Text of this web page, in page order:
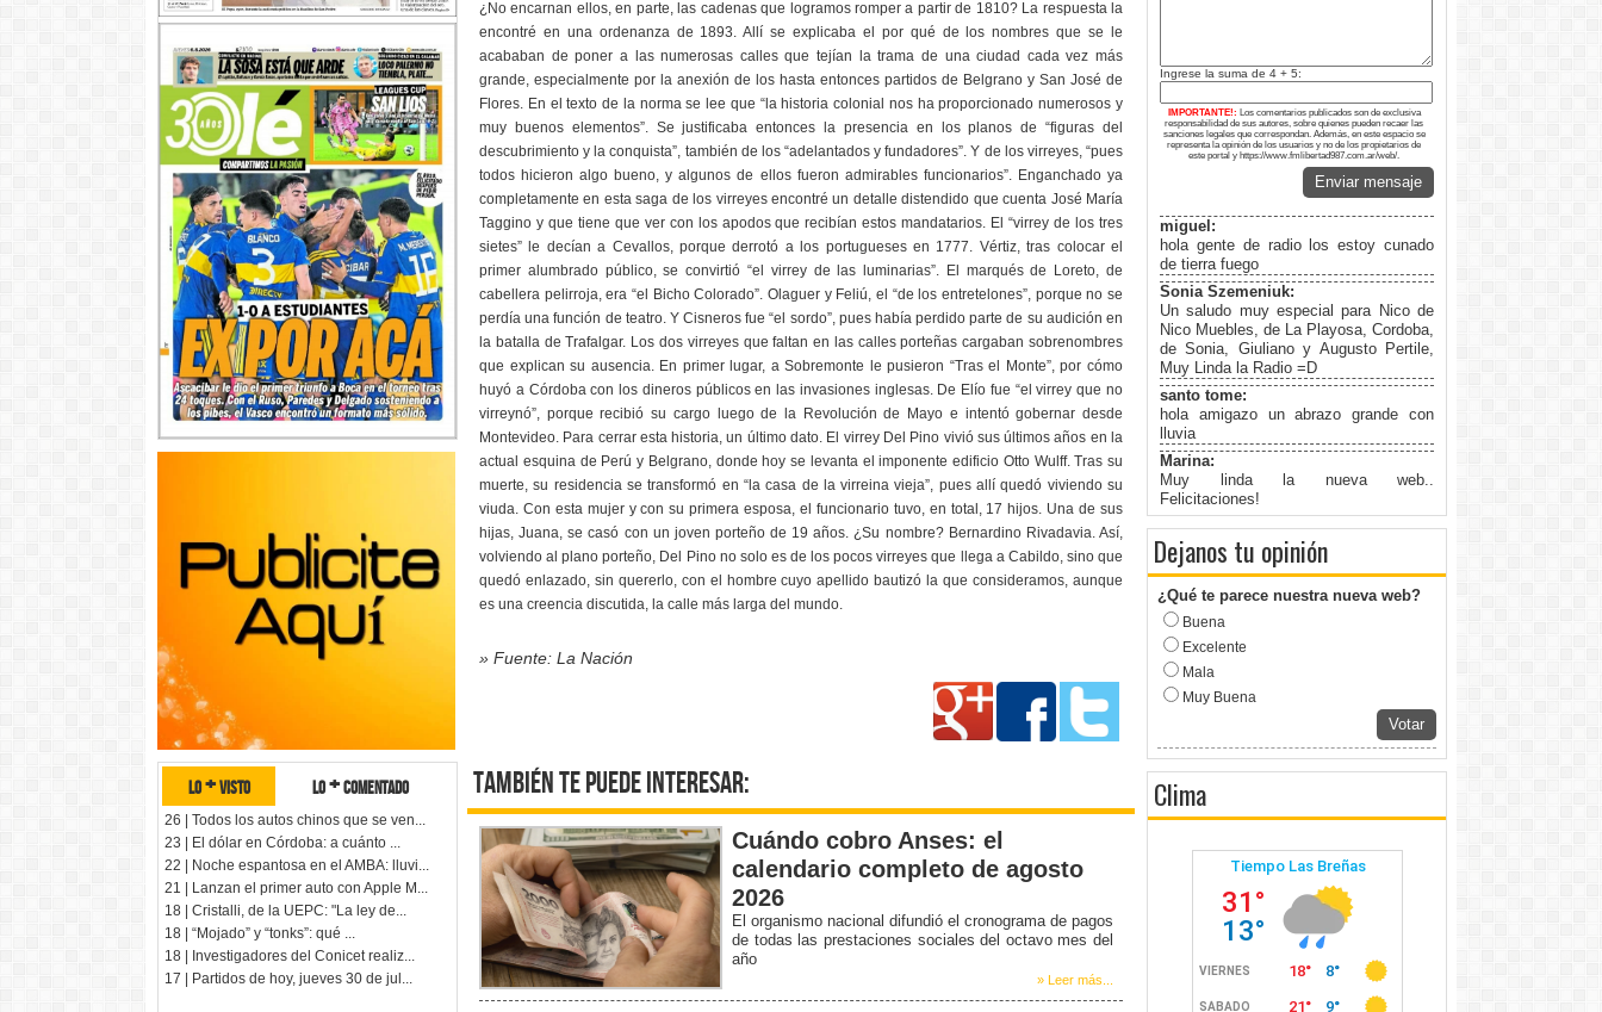
lo + visto lo + comentado
26 | Todos los autos chinos que se ven...
23 | El dólar en Córdoba: a cuánto ...
22 | Noche espantosa en el AMBA: lluvi...
21 | Lanzan el primer auto con Apple M...
18 | Cristalli, de la UEPC: "La ley de...
18 | “Mojado” y “tonks”: qué ...
18 | Investigadores del Conicet realiz...
17 | Partidos de hoy, jueves 30 de jul...
¿No encarnan ellos, en parte, las cadenas que logramos romper a partir de 1810? La respuesta la
encontré en una ordenanza de 1893. Allí se explicaba el por qué de los nombres que se le
acababan de poner a las numerosas calles que tejían la trama de una ciudad cada vez más
grande, especialmente por la anexión de los hasta entonces partidos de Belgrano y San José de
Flores. En el texto de la norma se lee que “la historia colonial nos ha proporcionado numerosos y
muy buenos elementos”. Se justificaba entonces la presencia en los planos de “figuras del
descubrimiento y la conquista”, también de los “adelantados y fundadores”. Y de los virreyes, “pues
todos hicieron algo bueno, y algunos de ellos fueron admirables funcionarios”. Enganchado ya
completamente en esta saga de los virreyes encontré un detalle distendido que cuenta José María
Taggino y que tiene que ver con los apodos que recibían estos mandatarios. El “virrey de los tres
sietes” le decían a Cevallos, porque derrotó a los portugueses en 1777. Vértiz, tras colocar el
primer alumbrado público, se convirtió “el virrey de las luminarias”. El marqués de Loreto, de
cabellera pelirroja, era “el Bicho Colorado”. Olaguer y Feliú, el “de los entretelones”, porque no se
perdía una función de teatro. Y Cisneros fue “el sordo”, pues había perdido parte de su audición en
la batalla de Trafalgar. Los dos virreyes que faltan en las calles porteñas cargaban sobrenombres
que explican su ausencia. En primer lugar, a Sobremonte le pusieron “Tras el Monte”, por cómo
huyó a Córdoba con los dineros públicos en las invasiones inglesas. De Elío fue “el virrey que no
virreynó”, porque recibió su cargo luego de la Revolución de Mayo e intentó gobernar desde
Montevideo. Para cerrar esta historia, un último dato. El virrey Del Pino vivió sus últimos años en la
actual esquina de Perú y Belgrano, donde hoy se levanta el imponente edificio Otto Wulff. Tras su
muerte, su residencia se transformó en “la casa de la virreina vieja”, pues allí quedó viviendo su
viuda. Con esta mujer y con su primera esposa, el funcionario tuvo, en total, 17 hijos. Una de sus
hijas, Juana, se casó con un joven porteño de 19 años. ¿Su nombre? Bernardino Rivadavia. Así,
volviendo al plano porteño, Del Pino no solo es de los pocos virreyes que llega a Cabildo, sino que
quedó enlazado, sin quererlo, con el hombre cuyo apellido bautizó la que consideramos, aunque
es una creencia discutida, la calle más larga del mundo.
» Fuente: La Nación
También te puede interesar:
Cuándo cobro Anses: el
calendario completo de agosto
2026
El organismo nacional difundió el cronograma de pagos
de todas las prestaciones sociales del octavo mes del
año
» Leer más...
Ingrese la suma de 4 + 5:
IMPORTANTE!: Los comentarios publicados son de exclusiva
responsabilidad de sus autores, sobre quienes pueden recaer las
sanciones legales que correspondan. Además, en este espacio se
representa la opinión de los usuarios y no de los propietarios de
este portal y https://www.fmlibertad987.com.ar/web/.
Enviar mensaje
miguel:
hola gente de radio los estoy cunado
de tierra fuego
Sonia Szemeniuk:
Un saludo muy especial para Nico de
Nico Muebles, de La Playosa, Cordoba,
de Sonia, Giuliano y Augusto Pertile,
Muy Linda la Radio =D
santo tome:
hola amigazo un abrazo grande con
lluvia
Marina:
Muy linda la nueva web..
Felicitaciones!
Dejanos tu opinión
¿Qué te parece nuestra nueva web?
Buena
Excelente
Mala
Muy Buena
Votar
Clima